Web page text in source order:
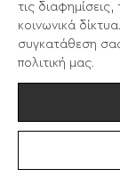
τις
κοινωνικά
συγκατάθεση
πολιτική μας.
LEADER ΣΣ ΚΑΠ
Enterprise